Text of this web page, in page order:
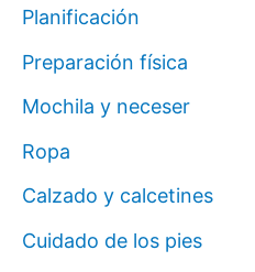
Planificación
Preparación física
Mochila y neceser
Ropa
Calzado y calcetines
Cuidado de los pies